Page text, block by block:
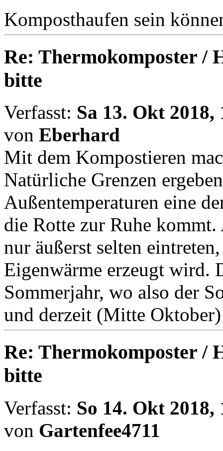
Komposthaufen sein
Re: Thermokomposter /
bitte
Verfasst: Sa 13. Okt 2018,
von Eberhard
Mit dem Kompostieren
Natürliche Grenzen
Außentemperaturen eine
die Rotte zur Ruhe
nur äußerst selten
Eigenwärme erzeugt wird.
Sommerjahr, wo also der
und derzeit (Mitte
Re: Thermokomposter /
bitte
Verfasst: So 14. Okt 2018,
von Gartenfee4711